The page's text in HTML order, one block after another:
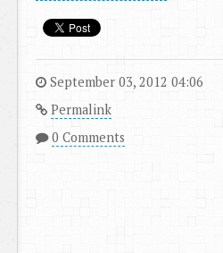
September 03, 2012 04:06
Permalink
0 Comments